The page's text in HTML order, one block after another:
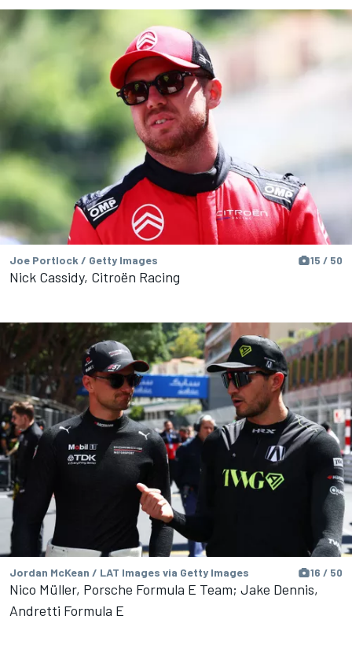
Joe Portlock / Getty Images 15 / 50
Nick Cassidy, Citroën Racing
Jordan McKean / LAT Images via Getty Images 16 / 50
Nico Müller, Porsche Formula E Team; Jake Dennis,
Andretti Formula E